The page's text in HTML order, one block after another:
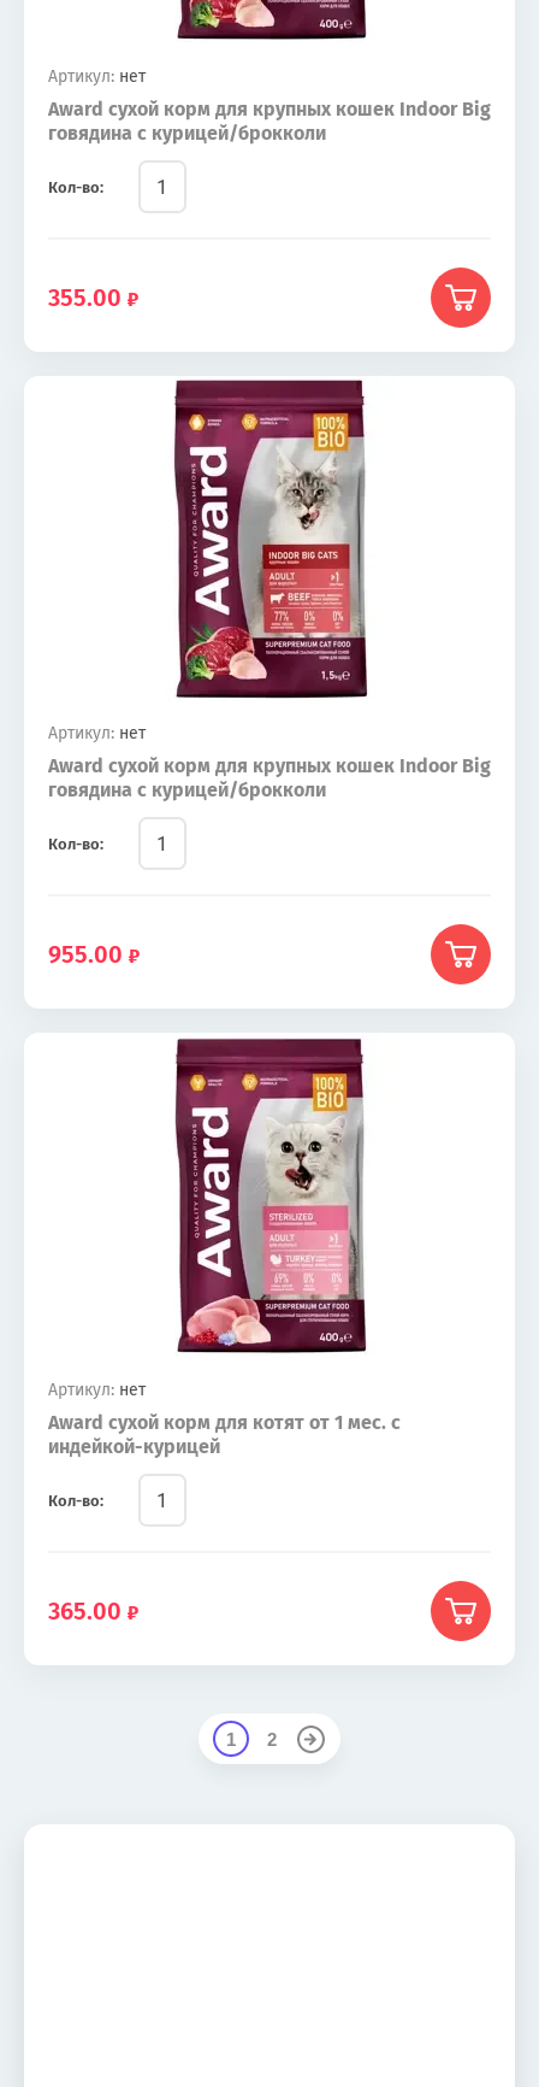
Артикул: нет
Award сухой корм для крупных кошек Indoor Big
говядина с курицей/брокколи
Кол-во:
355.00
Артикул: нет
Award сухой корм для крупных кошек Indoor Big
говядина с курицей/брокколи
Кол-во:
955.00
Артикул: нет
Award сухой корм для котят от 1 мес. с
индейкой-курицей
Кол-во:
365.00
1 2